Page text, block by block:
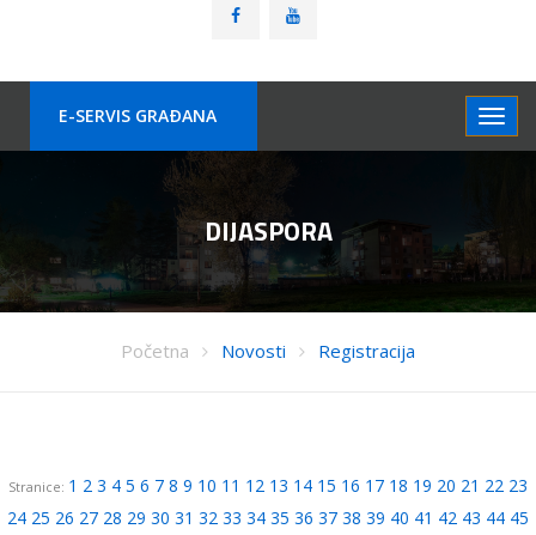
E-SERVIS GRAÐANA
DIJASPORA
Početna Novosti Registracija
Stranice: 1 2 3 4 5 6 7 8 9 10 11 12 13 14 15 16 17 18 19 20 21 22 23
24 25 26 27 28 29 30 31 32 33 34 35 36 37 38 39 40 41 42 43 44 45